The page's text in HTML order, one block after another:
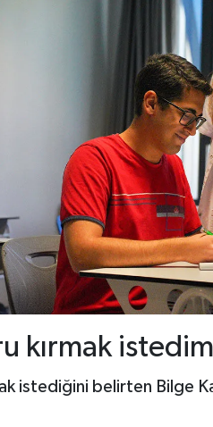
kırmak
istediğini belirten Bilge